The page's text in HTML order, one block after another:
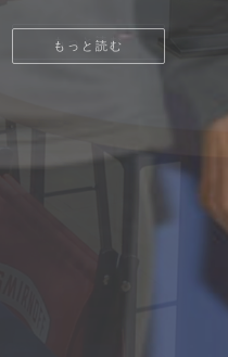
もっと読む
もっと読む